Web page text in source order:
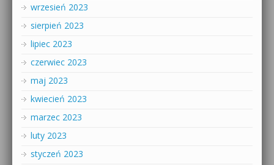
wrzesień 2023
sierpień 2023
lipiec 2023
czerwiec 2023
maj 2023
kwiecień 2023
marzec 2023
luty 2023
styczeń 2023